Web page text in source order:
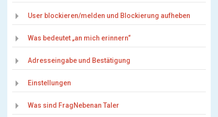
User blockieren/melden und Blockierung aufheben
Was bedeutet „an mich erinnern“
Adresseingabe und Bestätigung
Einstellungen
Was sind FragNebenan Taler